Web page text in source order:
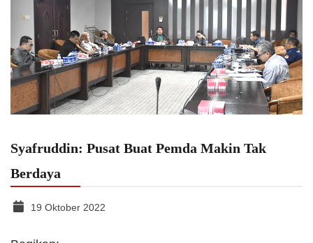
Syafruddin: Pusat Buat Pemda Makin Tak
Berdaya
19 Oktober 2022